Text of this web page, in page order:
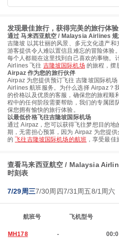
发现最佳旅行，获得完美的旅行体验
通过 马来西亚航空 / Malaysia Airlines 规
吉隆坡 以其壮丽的风景、多元文化遗产
游客提供令人难以置信且难忘的冒险体验
每个人都能在这里找到自己喜欢的事物。
Airlines 飞往 吉隆坡国际机场的旅程，摆
Airpaz 作为您的旅行伙伴
Airpaz 为您提供预订飞往 吉隆坡国际机
Airlines 航班服务。为什么选择 Airpaz？
的价格以及优质的客服，确保您的旅程顺
程中的任何阶段需要帮助，我们的专属团
保您拥有愉快的旅行体验。
以最低价格飞往吉隆坡国际机场
通过 Airpaz，您可以获得飞往梦想目的地
期，无需担心预算，因为 Airpaz 为您提
的飞往吉隆坡国际机场的航班，享受最佳
查看马来西亚航空 / Malaysia
时刻表
7/29周三7/30周四7/31周五8/1周六
航班号 飞机型号
MH178 -